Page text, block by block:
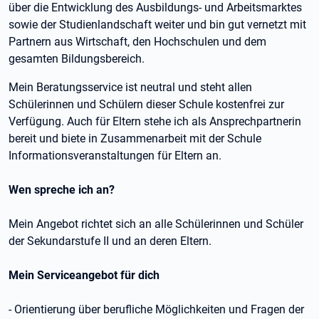
über die Entwicklung des Ausbildungs- und Arbeitsmarktes
sowie der Studienlandschaft weiter und bin gut vernetzt mit
Partnern aus Wirtschaft, den Hochschulen und dem
gesamten Bildungsbereich.
Mein Beratungsservice ist neutral und steht allen
Schülerinnen und Schülern dieser Schule kostenfrei zur
Verfügung. Auch für Eltern stehe ich als Ansprechpartnerin
bereit und biete in Zusammenarbeit mit der Schule
Informationsveranstaltungen für Eltern an.
Wen spreche ich an?
Mein Angebot richtet sich an alle Schülerinnen und Schüler
der Sekundarstufe II und an deren Eltern.
Mein Serviceangebot für dich
- Orientierung über berufliche Möglichkeiten und Fragen der